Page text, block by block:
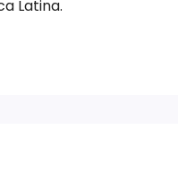
Latina.